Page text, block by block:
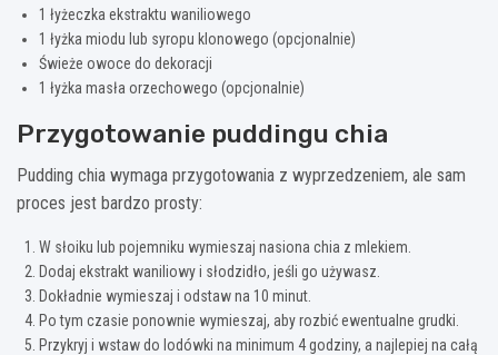
1 łyżeczka ekstraktu waniliowego
1 łyżka miodu lub syropu klonowego (opcjonalnie)
Świeże owoce do dekoracji
1 łyżka masła orzechowego (opcjonalnie)
Przygotowanie puddingu chia
Pudding chia wymaga przygotowania z wyprzedzeniem, ale sam
proces jest bardzo prosty:
W słoiku lub pojemniku wymieszaj nasiona chia z mlekiem.
Dodaj ekstrakt waniliowy i słodzidło, jeśli go używasz.
Dokładnie wymieszaj i odstaw na 10 minut.
Po tym czasie ponownie wymieszaj, aby rozbić ewentualne grudki.
Przykryj i wstaw do lodówki na minimum 4 godziny, a najlepiej na całą